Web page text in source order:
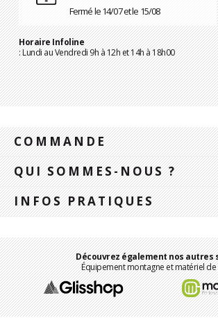
Fermé le 14/07 et le 15/08
Horaire Infoline
: Lundi au Vendredi 9h à 12h et 14h à 18h00
COMMANDE
QUI SOMMES-NOUS ?
INFOS PRATIQUES
Découvrez également nos autres
Équipement montagne et matériel de